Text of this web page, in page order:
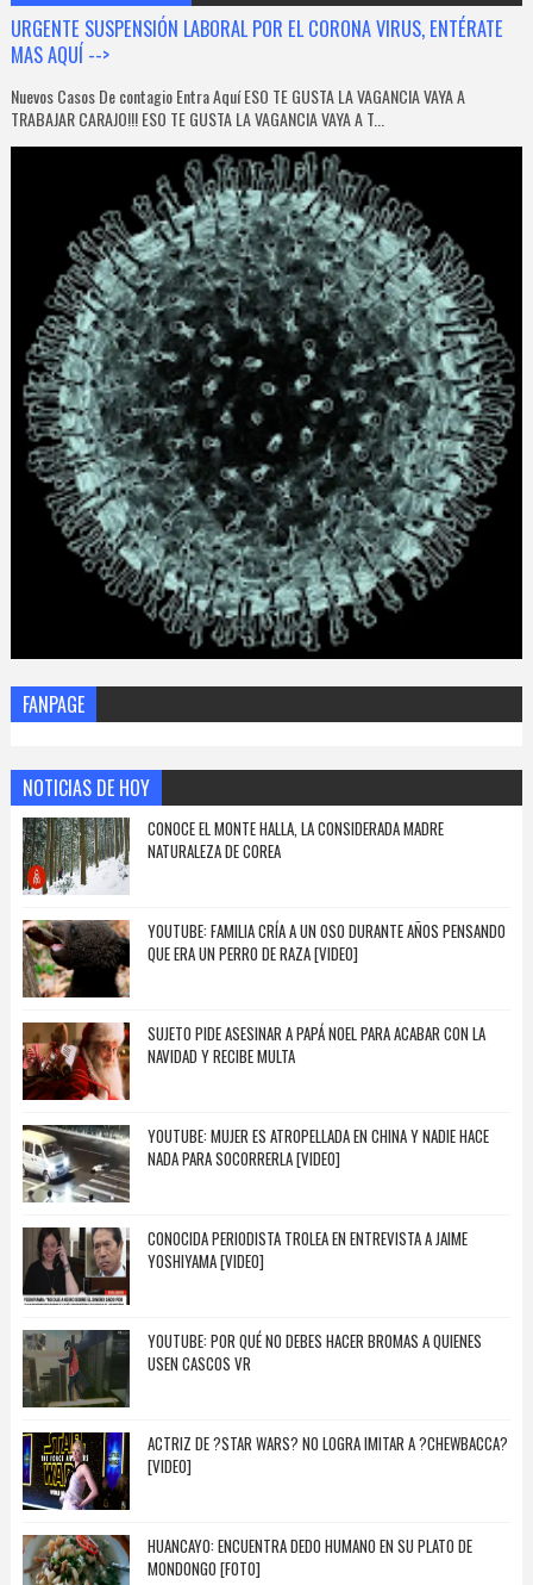
URGENTE SUSPENSIÓN LABORAL POR EL CORONA VIRUS, ENTÉRATE
MAS AQUÍ -->
Nuevos Casos De contagio Entra Aquí ESO TE GUSTA LA VAGANCIA VAYA A
TRABAJAR CARAJO!!! ESO TE GUSTA LA VAGANCIA VAYA A T...
FANPAGE
NOTICIAS DE HOY
CONOCE EL MONTE HALLA, LA CONSIDERADA MADRE
NATURALEZA DE COREA
YOUTUBE: FAMILIA CRÍA A UN OSO DURANTE AÑOS PENSANDO
QUE ERA UN PERRO DE RAZA [VIDEO]
SUJETO PIDE ASESINAR A PAPÁ NOEL PARA ACABAR CON LA
NAVIDAD Y RECIBE MULTA
YOUTUBE: MUJER ES ATROPELLADA EN CHINA Y NADIE HACE
NADA PARA SOCORRERLA [VIDEO]
CONOCIDA PERIODISTA TROLEA EN ENTREVISTA A JAIME
YOSHIYAMA [VIDEO]
YOUTUBE: POR QUÉ NO DEBES HACER BROMAS A QUIENES
USEN CASCOS VR
ACTRIZ DE ?STAR WARS? NO LOGRA IMITAR A ?CHEWBACCA?
[VIDEO]
HUANCAYO: ENCUENTRA DEDO HUMANO EN SU PLATO DE
MONDONGO [FOTO]